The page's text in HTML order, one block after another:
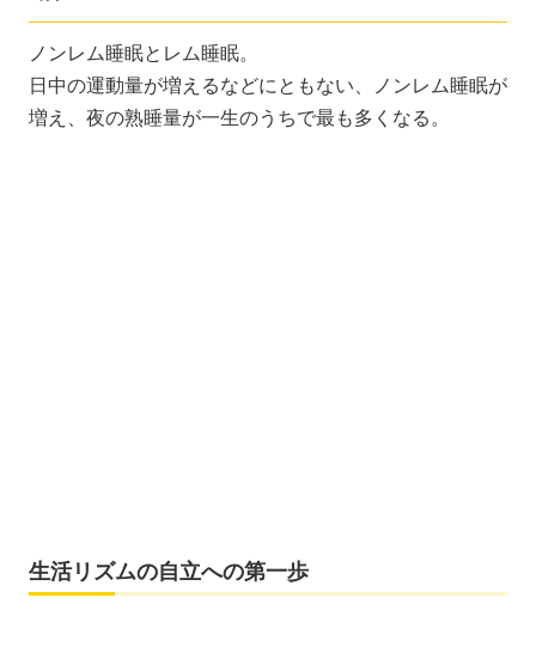
ノンレム睡眠とレム睡眠。
日中の運動量が増えるなどにともない、ノンレム睡眠が
増え、夜の熟睡量が一生のうちで最も多くなる。
生活リズムの自立への第一歩